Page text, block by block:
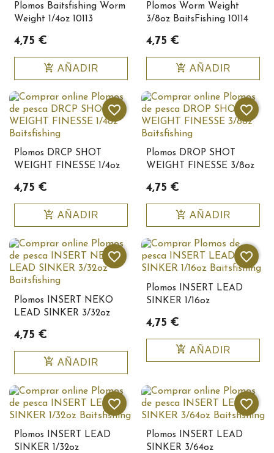
Plomos Baitsfishing Worm
Weight 1/4oz 10113
4,75 €
add_shopping_cart AÑADIR
Plomos Worm Weight
3/8oz BaitsFishing 10114
4,75 €
add_shopping_cart AÑADIR
Plomos DRCP SHOT
WEIGHT FINESSE 1/4oz
4,75 €
add_shopping_cart AÑADIR
favorite_border
Plomos DROP SHOT
WEIGHT FINESSE 3/8oz
4,75 €
add_shopping_cart AÑADIR
favorite_border
Plomos INSERT NEKO
LEAD SINKER 3/32oz
4,75 €
add_shopping_cart AÑADIR
favorite_border
Plomos INSERT LEAD
SINKER 1/16oz
4,75 €
add_shopping_cart AÑADIR
favorite_border
Plomos INSERT LEAD
SINKER 1/32oz
favorite_border
Plomos INSERT LEAD
SINKER 3/64oz
favorite_border